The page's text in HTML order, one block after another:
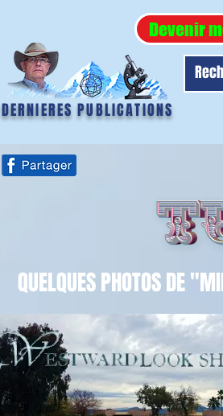
Devenir
DERNIERES PUBLICATIONS
QUELQUES PHOTOS DE